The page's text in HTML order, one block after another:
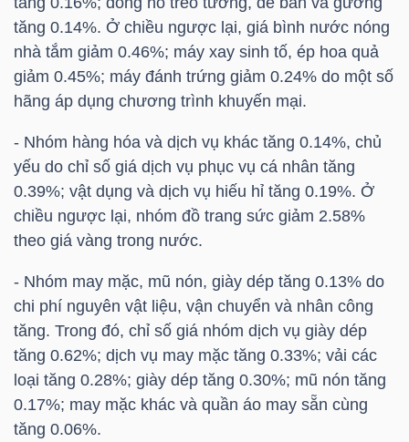
tăng 0.14%. Ở chiều ngược lại, giá bình nước nóng
nhà tắm giảm 0.46%; máy xay sinh tố, ép hoa quả
giảm 0.45%; máy đánh trứng giảm 0.24% do một số
hãng áp dụng chương trình khuyến mại.
- Nhóm hàng hóa và dịch vụ khác tăng 0.14%, chủ
yếu do chỉ số giá dịch vụ phục vụ cá nhân tăng
0.39%; vật dụng và dịch vụ hiếu hỉ tăng 0.19%. Ở
chiều ngược lại, nhóm đồ trang sức giảm 2.58%
theo giá vàng trong nước.
- Nhóm may mặc, mũ nón, giày dép tăng 0.13% do
chi phí nguyên vật liệu, vận chuyển và nhân công
tăng. Trong đó, chỉ số giá nhóm dịch vụ giày dép
tăng 0.62%; dịch vụ may mặc tăng 0.33%; vải các
loại tăng 0.28%; giày dép tăng 0.30%; mũ nón tăng
0.17%; may mặc khác và quần áo may sẵn cùng
tăng 0.06%.
TƯ
TRUY
DỮ
LIỆU
Ngành
SECTOR